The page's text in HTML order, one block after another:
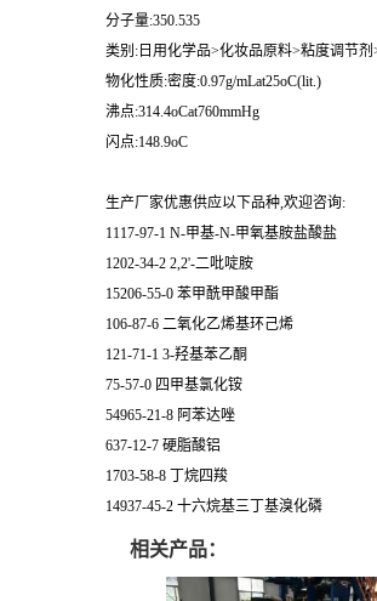
分子量:350.535
类别:日用化学品>化妆品原料>粘度调节剂
物化性质:密度:0.97g/mLat25oC(lit.)
沸点:314.4oCat760mmHg
闪点:148.9oC
生产厂家优惠供应以下品种,欢迎咨询:
1117-97-1 N-甲基-N-甲氧基胺盐酸盐
1202-34-2 2,2'-二吡啶胺
15206-55-0 苯甲酰甲酸甲酯
106-87-6 二氧化乙烯基环己烯
121-71-1 3-羟基苯乙酮
75-57-0 四甲基氯化铵
54965-21-8 阿苯达唑
637-12-7 硬脂酸铝
1703-58-8 丁烷四羧
14937-45-2 十六烷基三丁基溴化磷
相关产品：